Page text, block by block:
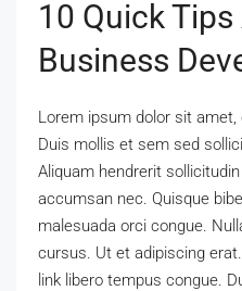
10 Quick
Business
Lorem ipsum dolor sit
Duis mollis et sem sed
Aliquam hendrerit
accumsan nec. Quisque
malesuada orci congue.
cursus. Ut et adipiscing
link libero tempus congue.